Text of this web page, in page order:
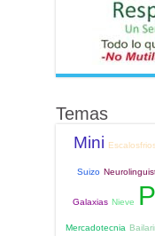
Temas
Mini
Suizo
Galaxias Nieve
Mercadotecnia